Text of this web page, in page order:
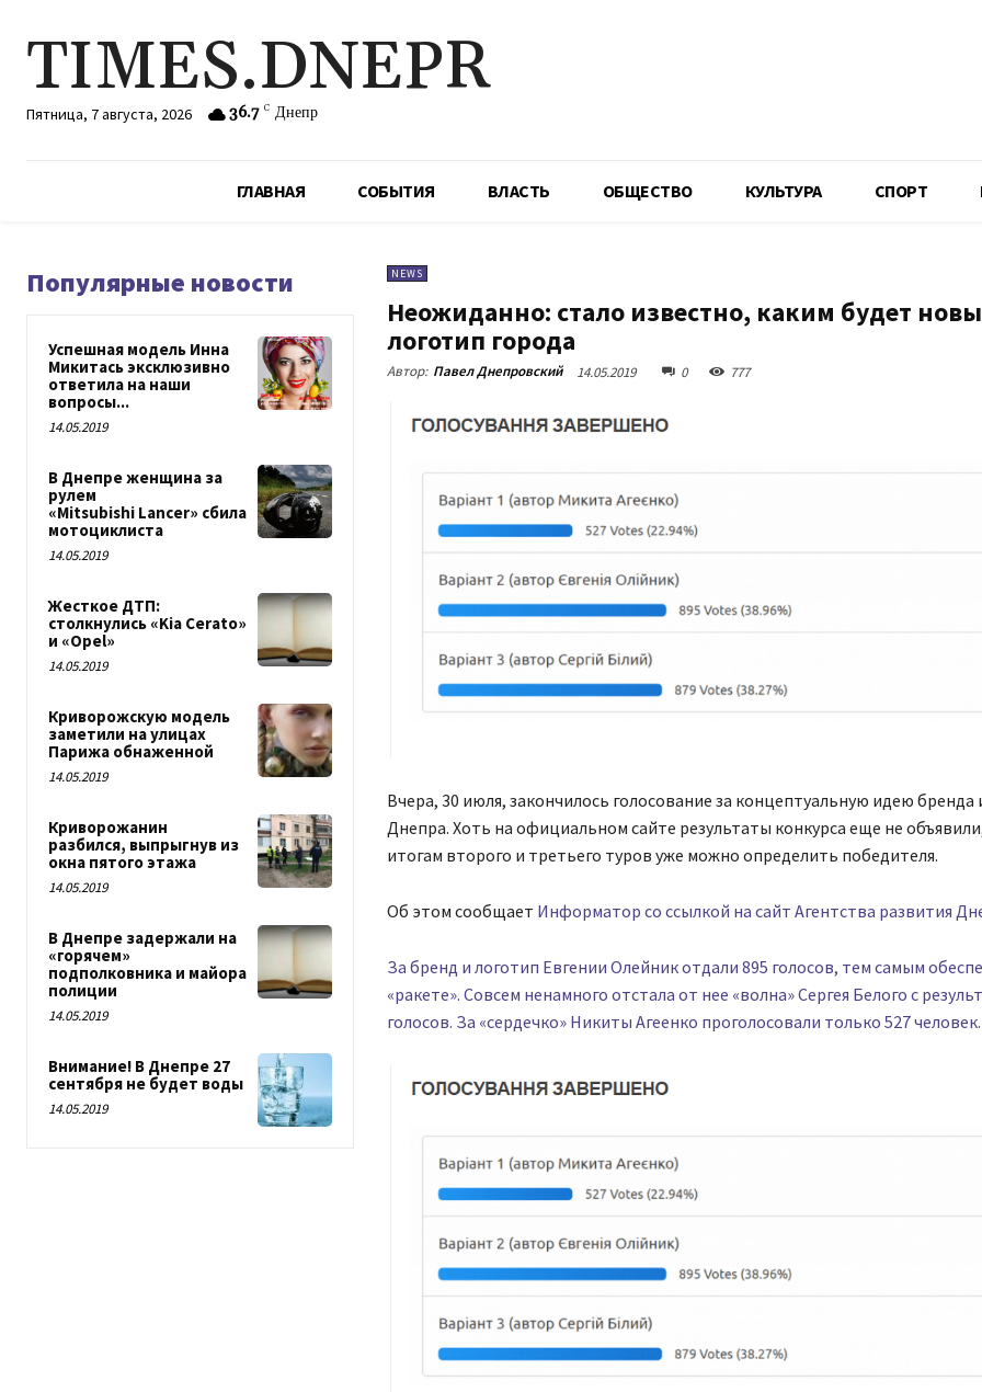
TIMES.DNEPR
Пятница, 7 августа, 2026 36.7 C Днепр
ГЛАВНАЯ СОБЫТИЯ ВЛАСТЬ ОБЩЕСТВО КУЛЬТУРА СПОРТ
Популярные новости
Успешная модель Инна
Микитась эксклюзивно
ответила на наши
вопросы...
14.05.2019
В Днепре женщина за
рулем
«Mitsubishi Lancer» сбила
мотоциклиста
14.05.2019
Жесткое ДТП:
столкнулись «Kia Cerato»
и «Opel»
14.05.2019
Криворожскую модель
заметили на улицах
Парижа обнаженной
14.05.2019
Криворожанин
разбился, выпрыгнув из
окна пятого этажа
14.05.2019
В Днепре задержали на
«горячем»
подполковника и майора
полиции
14.05.2019
Внимание! В Днепре 27
сентября не будет воды
14.05.2019
NEWS
Неожиданно: стало известно, каким будет
логотип города
Автор: Павел Днепровский 14.05.2019 0 777
Вчера, 30 июля, закончилось голосование за концептуальную идею бренда
Днепра. Хоть на официальном сайте результаты конкурса еще не
итогам второго и третьего туров уже можно определить победителя.
Об этом сообщает Информатор со ссылкой на сайт Агентства развития
За бренд и логотип Евгении Олейник отдали 895 голосов, тем самым
«ракете». Совсем ненамного отстала от нее «волна» Сергея Белого с
голосов. За «сердечко» Никиты Агеенко проголосовали только 527 человек.